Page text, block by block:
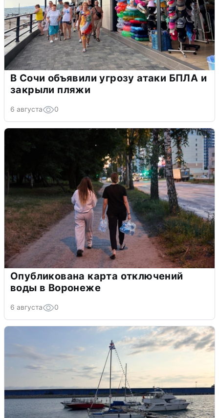
В Сочи объявили угрозу атаки БПЛА и
закрыли пляжи
6 августа 0
Опубликована карта отключений
воды в Воронеже
6 августа 0